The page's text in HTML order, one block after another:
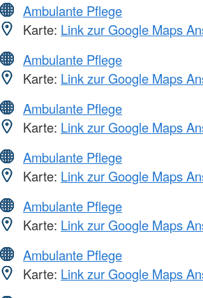
Ambulante Pflege
Karte: Link zur Google Maps
Ambulante Pflege
Karte: Link zur Google Maps
Ambulante Pflege
Karte: Link zur Google Maps
Ambulante Pflege
Karte: Link zur Google Maps
Ambulante Pflege
Karte: Link zur Google Maps
Ambulante Pflege
Karte: Link zur Google Maps